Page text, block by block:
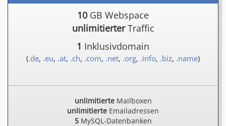
10 GB Webspace
unlimitierterTraffic
1 Inklusivdomain
(.de, .eu, .at, .ch, .com, .net, .org, .info, .biz, .name)
unlimitierteMailboxen
unlimitierte Emailadressen
5MySQL-Datenbanken